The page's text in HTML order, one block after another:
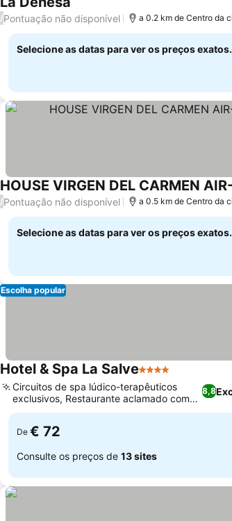
/Pontuação não disponível a 0.2 km de Centro da
Selecione as datas para ver os preços exatos.
/Pontuação não disponível a 0.5 km de Centro da
Selecione as datas para ver os preços exatos.
Escolha popular
Hotel & Spa La Salve4 Estrelas
8,8
Circuitos de spa lúdico-terapêuticos
exclusivos, Restaurante aclamado com
pratos únicos
De € 72
Consulte os preços de 13 sites